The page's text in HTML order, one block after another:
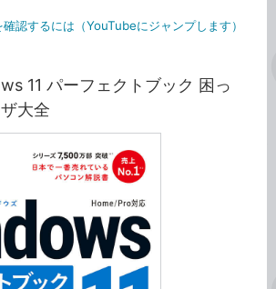
認するには（YouTubeにジャンプします）
11 パーフェクトブック 困っ
大全